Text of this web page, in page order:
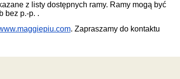
z listy dostępnych ramy. Ramy mogą być
bez p.-p. .
. Zapraszamy do kontaktu